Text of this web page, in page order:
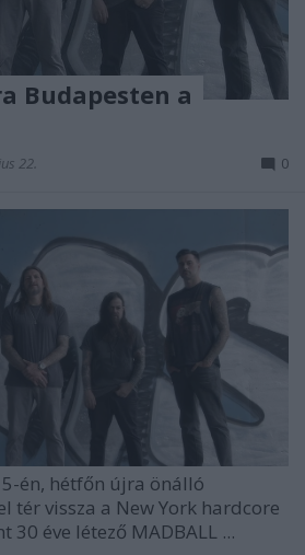
Budapesten a
22. 0
én, hétfőn újra önálló
tér vissza a New York hardcore
30 éve létező MADBALL ...